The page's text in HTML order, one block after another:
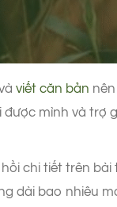
viết căn bản
được mình và trợ
chi tiết trên bài
dài bao nhiêu